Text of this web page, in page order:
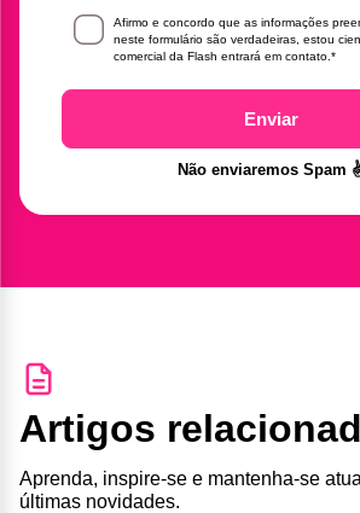
Afirmo e concordo que as informações
neste formulário são verdadeiras, estou
comercial da Flash entrará em contato. *
Enviar
Não enviaremos Spam
Artigos
Aprenda, inspire-se e mantenha-se
últimas novidades.